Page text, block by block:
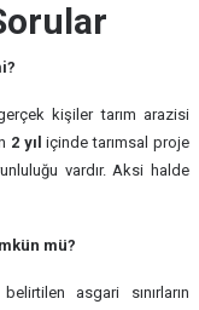
kişiler tarım arazisi
2 yıl içinde tarımsal proje
vardır. Aksi halde
mü?
asgari sınırların